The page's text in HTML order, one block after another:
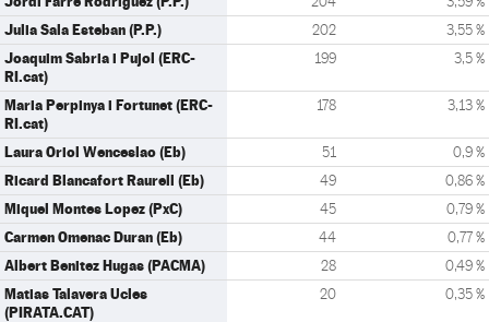
Julia Sala Esteban (P.P.) 202 3,55 %
Joaquim Sabria i Pujol (ERC-
RI.cat)
199 3,5 %
Maria Perpinya i Fortunet (ERC-
RI.cat)
178 3,13 %
Laura Oriol Wenceslao (Eb) 51 0,9 %
Ricard Blancafort Raurell (Eb) 49 0,86 %
Miquel Montes Lopez (PxC) 45 0,79 %
Carmen Omenac Duran (Eb) 44 0,77 %
Albert Benitez Hugas (PACMA) 28 0,49 %
Matias Talavera Ucles
(PIRATA.CAT)
20 0,35 %